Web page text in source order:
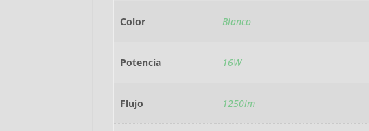
Color Blanco
Potencia 16W
Flujo 1250lm